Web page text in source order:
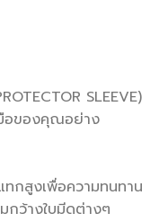
SLEEVE)
อของคุณอย่าง
กสูงเพื่อความทนทาน
กว้างใบมีดต่างๆ